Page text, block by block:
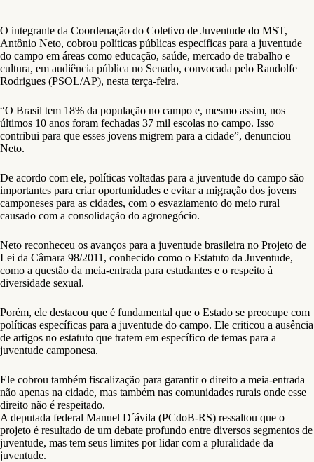
O integrante da Coordenação do Coletivo de Juventude do MST,
Antônio Neto, cobrou políticas públicas específicas para a juventude
do campo em áreas como educação, saúde, mercado de trabalho e
cultura, em audiência pública no Senado, convocada pelo Randolfe
Rodrigues (PSOL/AP), nesta terça-feira.
“O Brasil tem 18% da população no campo e, mesmo assim, nos
últimos 10 anos foram fechadas 37 mil escolas no campo. Isso
contribui para que esses jovens migrem para a cidade”, denunciou
Neto.
De acordo com ele, políticas voltadas para a juventude do campo são
importantes para criar oportunidades e evitar a migração dos jovens
camponeses para as cidades, com o esvaziamento do meio rural
causado com a consolidação do agronegócio.
Neto reconheceu os avanços para a juventude brasileira no Projeto de
Lei da Câmara 98/2011, conhecido como o Estatuto da Juventude,
como a questão da meia-entrada para estudantes e o respeito à
diversidade sexual.
Porém, ele destacou que é fundamental que o Estado se preocupe com
políticas específicas para a juventude do campo. Ele criticou a ausência
de artigos no estatuto que tratem em específico de temas para a
juventude camponesa.
Ele cobrou também fiscalização para garantir o direito a meia-entrada
não apenas na cidade, mas também nas comunidades rurais onde esse
direito não é respeitado.
A deputada federal Manuel D´ávila (PCdoB-RS) ressaltou que o
projeto é resultado de um debate profundo entre diversos segmentos de
juventude, mas tem seus limites por lidar com a pluralidade da
juventude.